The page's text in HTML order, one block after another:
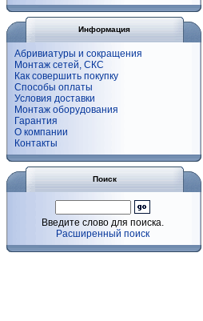
Информация
Абривиатуры и сокращения
Монтаж сетей, СКС
Как совершить покупку
Способы оплаты
Условия доставки
Монтаж оборудования
Гарантия
О компании
Контакты
Поиск
Введите слово для поиска.
Расширенный поиск